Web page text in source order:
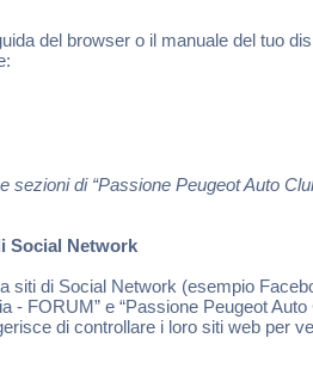
del browser o il manuale del tuo
di “Passione Peugeot Auto
Social Network
siti di Social Network (esempio
FORUM” e “Passione Peugeot
di controllare i loro siti web per